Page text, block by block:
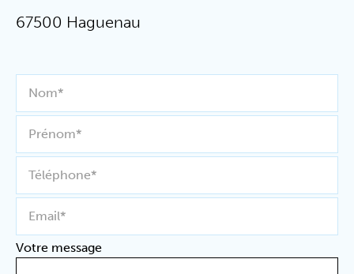
67500 Haguenau
Nom*
Prénom*
Téléphone*
Email*
Votre message